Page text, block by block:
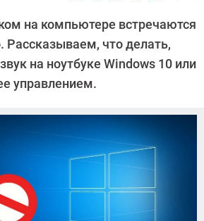
на компьютере встречаются
Рассказываем, что делать,
на ноутбуке Windows 10 или
управлением.